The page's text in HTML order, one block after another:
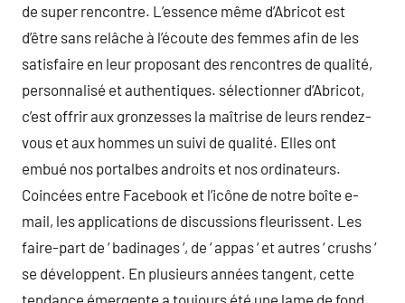
de super rencontre. L’essence même d’Abricot est
d’être sans relâche à l’écoute des femmes afin de les
satisfaire en leur proposant des rencontres de qualité,
personnalisé et authentiques​. sélectionner d’Abricot,
c’est offrir aux gronzesses la maîtrise de leurs rendez-
vous et aux hommes un suivi de qualité. Elles ont
embué nos portalbes androits et nos ordinateurs.
Coincées entre Facebook et l’icône de notre boîte e-
mail, les applications de discussions fleurissent. Les
faire-part de ‘ badinages ‘, de ‘ appas ‘ et autres ‘ crushs ‘
se développent. En plusieurs années tangent, cette
tendance émergente a toujours été une lame de fond.